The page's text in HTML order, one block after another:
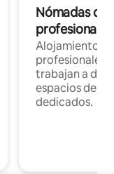
Nómadas
Alojamientos
profesionales
trabajan a
espacios de
dedicados.